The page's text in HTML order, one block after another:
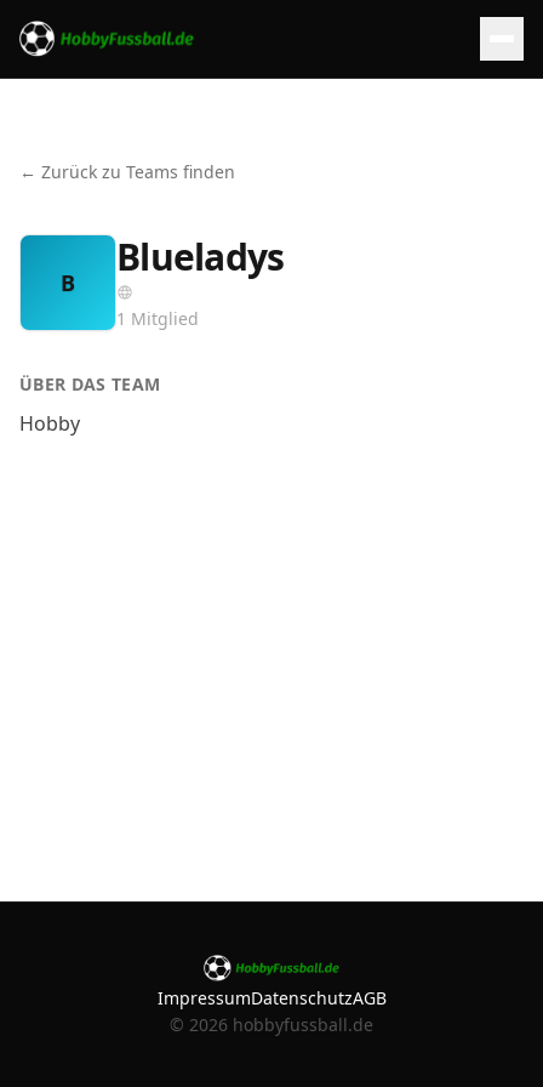
← Zurück zu Teams finden
B
Blueladys
1 Mitglied
ÜBER DAS TEAM
Hobby
ImpressumDatenschutzAGB
© 2026 hobbyfussball.de